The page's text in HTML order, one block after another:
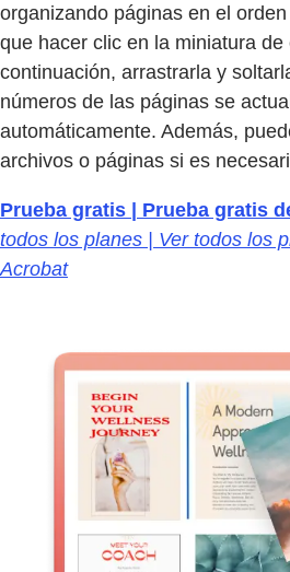
organizando páginas en el
que hacer clic en la miniatura
continuación, arrastrarla y
números de las páginas se
automáticamente. Además,
archivos o páginas si es
Prueba gratis | Prueba gratis
todos los planes | Ver todos los
Acrobat